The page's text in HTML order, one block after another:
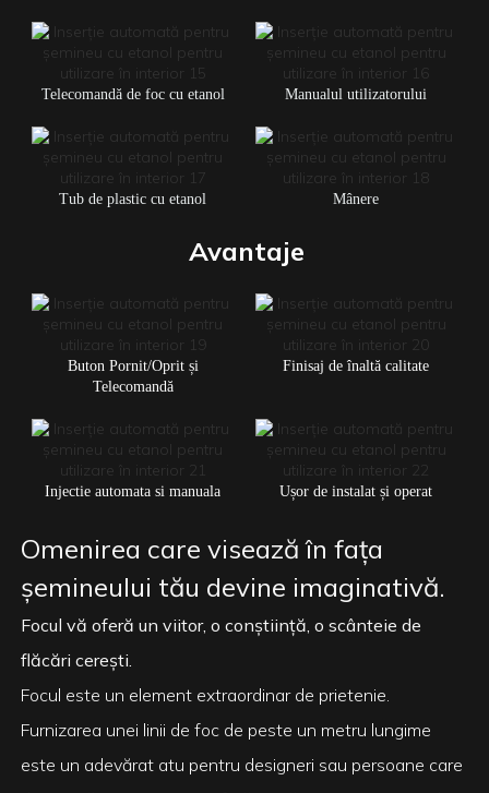
Telecomandă de foc cu etanol Manualul utilizatorului
Tub de plastic cu etanol Mânere
Avantaje
Buton Pornit/Oprit și
Telecomandă
Finisaj de înaltă calitate
Injectie automata si manuala Ușor de instalat și operat
Omenirea care visează în fața
șemineului tău devine imaginativă.
Focul vă oferă un viitor, o conștiință, o scânteie de
flăcări cerești.
Focul este un element extraordinar de prietenie.
Furnizarea unei linii de foc de peste un metru lungime
este un adevărat atu pentru designeri sau persoane care